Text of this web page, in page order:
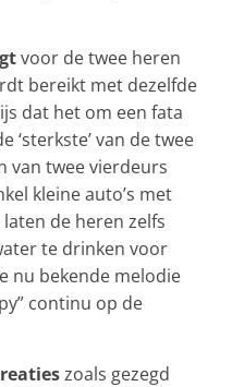
voor de twee heren
bereikt met dezelfde
dat het om een fata
‘sterkste’ van de twee
van twee vierdeurs
kleine auto’s met
de heren zelfs
te drinken voor
nu bekende melodie
continu op de
zoals gezegd